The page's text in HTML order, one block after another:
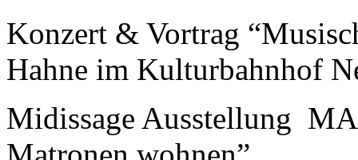
Konzert & Vortrag
Hahne im Kulturbahnhof
Midissage Ausstellung